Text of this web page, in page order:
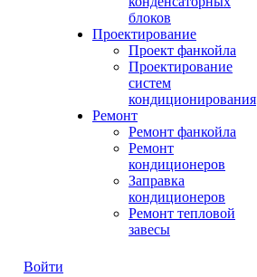
блоков
Проектирование
Проект фанкойла
Проектирование
систем
кондиционирования
Ремонт
Ремонт фанкойла
Ремонт
кондиционеров
Заправка
кондиционеров
Ремонт тепловой
завесы
Войти